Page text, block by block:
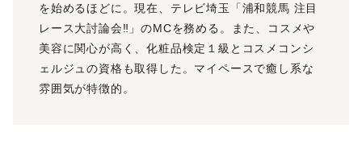
を始めるほどに。現在、テレビ埼玉「浦和競馬 注目
レース大討論会‼」のMCを務める。また、コスメや
美容に関心が高く、化粧品検定１級とコスメコンシ
ェルジュの資格も取得した。マイペースで癒し系な
雰囲気が特徴的。